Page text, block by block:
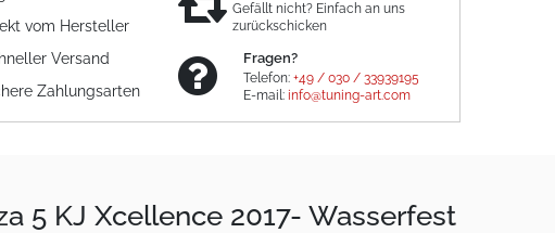
vom Hersteller
Versand
Zahlungsarten
Gefällt nicht? Einfach an uns
zurückschicken
Fragen?
Telefon:+49 / 030 / 33939195
E-mail:info@tuning-art.com
5 KJ Xcellence 2017- Wasserfest